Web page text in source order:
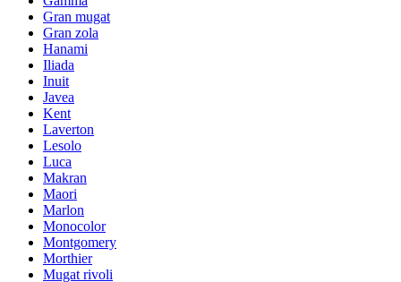
Gran mugat
Gran zola
Hanami
Iliada
Inuit
Javea
Kent
Laverton
Lesolo
Luca
Makran
Maori
Marlon
Monocolor
Montgomery
Morthier
Mugat rivoli